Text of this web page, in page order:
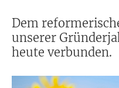
Dem
unserer
heute verbunden.